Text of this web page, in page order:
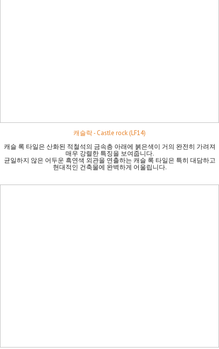
캐슬락 - Castle rock (LF14)
캐슬 록 타일은 산화된 적철석의 금속층 아래에 ​​붉은색이 거의 완전히 가려져
매우 강렬한 특징을 보여줍니다.
균일하지 않은 어두운 흑연색 외관을 연출하는 캐슬 록 타일은 특히 대담하고
현대적인 건축물에 완벽하게 어울립니다.